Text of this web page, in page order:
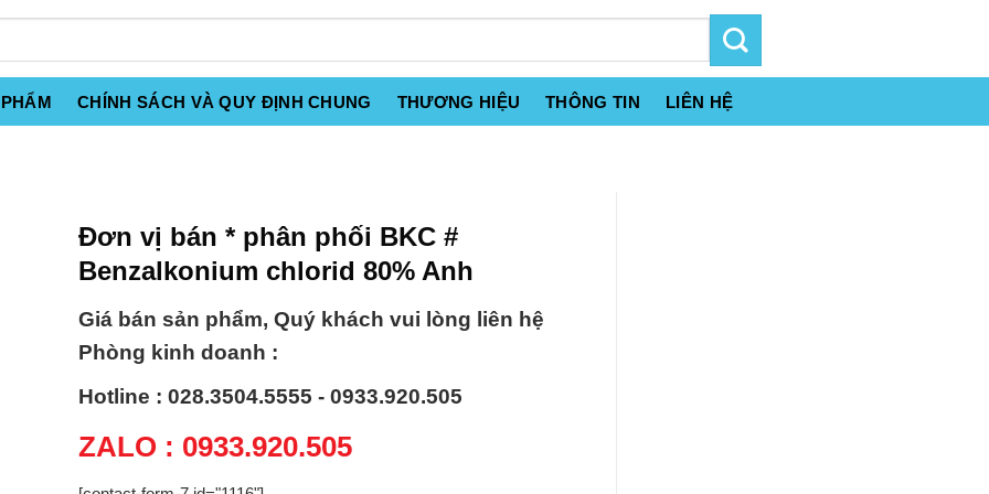
CHÍNH SÁCH VÀ QUY ĐỊNH CHUNG THƯƠNG HIỆU THÔNG TIN LIÊN HỆ
Đơn vị bán * phân phối BKC #
Benzalkonium chlorid 80% Anh
Giá bán sản phẩm, Quý khách vui lòng liên hệ
Phòng kinh doanh :
Hotline : 028.3504.5555 - 0933.920.505
ZALO : 0933.920.505